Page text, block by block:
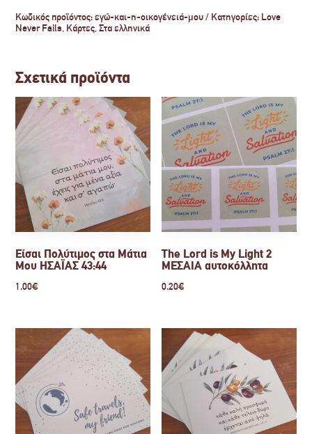
ΤΟΥ
ΝΑΥΗ
Κωδικός προϊόντος:εγώ-και-η-οικογένειά-μου Κατηγορίες: Love
Never Fails, Κάρτες,Στα ελληνικά
Σχετικά προϊόντα
Είσαι Πολύτιμος στα Μάτια
Μου ΗΣΑΪΑΣ 43:44
1.00€
The Lord is My Light 2
ΜΕΣΑΙΑ αυτοκόλλητα
0.20€